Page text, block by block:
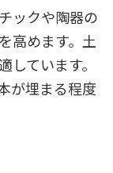
ックや陶器の
高めます。土
ています。
が埋まる程度